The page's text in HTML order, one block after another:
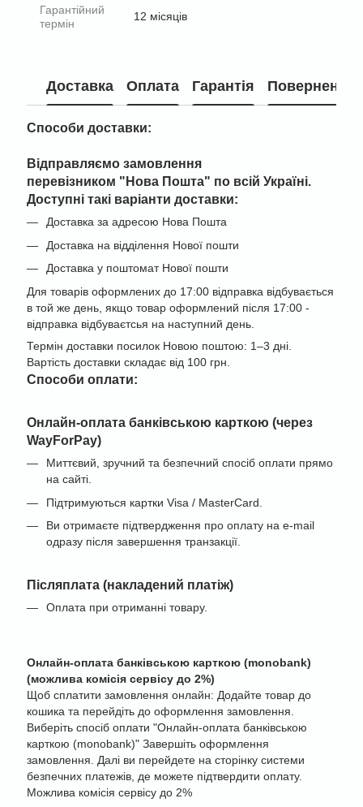
Гарантійний
термін
12 місяців
Доставка Оплата Гарантія Повернення
Способи доставки:
Відправляємо замовлення
перевізником " Нова Пошта" по всій Україні.
Доступні такі варіанти доставки:
Доставка за адресою Нова Пошта
Доставка на відділення Нової пошти
Доставка у поштомат Нової пошти
Для товарів оформлених до 17:00 відправка відбувається
в той же день, якщо товар оформлений після 17:00 -
відправка відбуваєтсья на наступний день.
Термін доставки посилок Новою поштою: 1–3 дні.
Вартість доставки складає від 100 грн.
Cпособи оплати:
Онлайн-оплата банківською карткою (через
WayForPay)
Миттєвий, зручний та безпечний спосіб оплати прямо
на сайті.
Підтримуються картки Visa / MasterCard.
Ви отримаєте підтвердження про оплату на e-mail
одразу після завершення транзакції.
Післяплата (накладений платіж)
Оплата при отриманні товару.
Онлайн-оплата банківською карткою (monobank)
(можлива комісія сервісу до 2%)
Щоб сплатити замовлення онлайн: Додайте товар до
кошика та перейдіть до оформлення замовлення.
Виберіть спосіб оплати "Онлайн-оплата банківською
карткою (monobank)" Завершіть оформлення
замовлення. Далі ви перейдете на сторінку системи
безпечних платежів, де можете підтвердити оплату.
Можлива комісія сервісу до 2%